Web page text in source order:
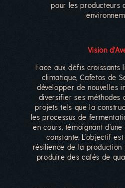
pour les producteurs
Vision
Face aux défis croissants
climatique, Cafetos de
développer de nouvelles
diversifier ses méthodes
projets tels que la
les processus de
en cours, témoignant d’une
constante. L’objectif
résilience de la production
produire des cafés de